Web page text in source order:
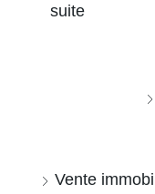
suite
Vente